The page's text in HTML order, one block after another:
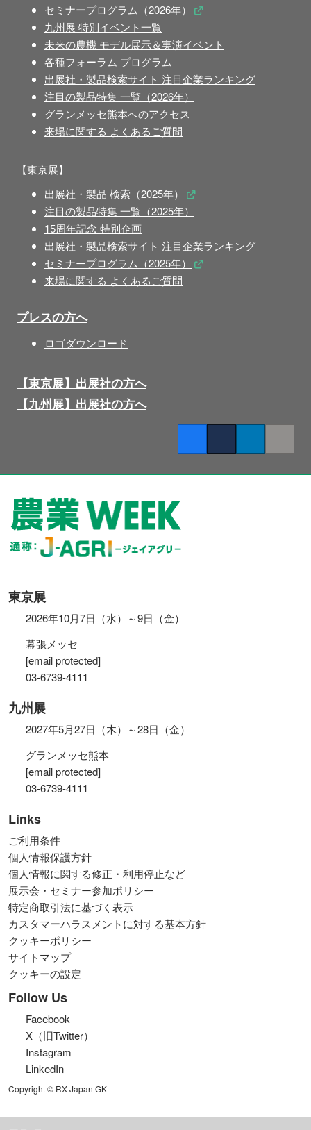
セミナープログラム（2026年）
九州展 特別イベント一覧
未来の農機 モデル展示＆実演イベント
各種フォーラム プログラム
出展社・製品検索サイト 注目企業ランキング
注目の製品特集 一覧（2026年）
グランメッセ熊本へのアクセス
来場に関する よくあるご質問
【東京展】
出展社・製品 検索（2025年）
注目の製品特集 一覧（2025年）
15周年記念 特別企画
出展社・製品検索サイト 注目企業ランキング
セミナープログラム（2025年）
来場に関する よくあるご質問
プレスの方へ
ロゴダウンロード
【東京展】出展社の方へ
【九州展】出展社の方へ
東京展
2026年10月7日（水）～9日（金）
幕張メッセ
[email protected]
03-6739-4111
九州展
2027年5月27日（木）～28日（金）
グランメッセ熊本
[email protected]
03-6739-4111
Links
ご利用条件
個人情報保護方針
個人情報に関する修正・利用停止など
展示会・セミナー参加ポリシー
特定商取引法に基づく表示
カスタマーハラスメントに対する基本方針
クッキーポリシー
サイトマップ
クッキーの設定
Follow Us
Facebook
X（旧Twitter）
Instagram
LinkedIn
Copyright © RX Japan GK